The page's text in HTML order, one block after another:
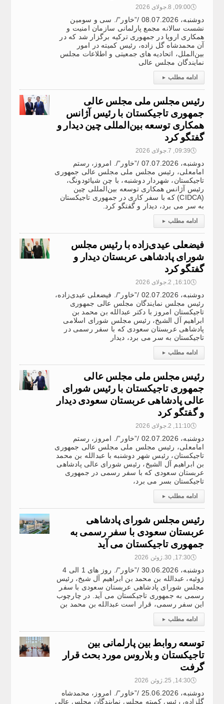
🕔09:00, 8.جولای 2026
دوشنبه، 08.07.2026 /”خاور”/. سی و سومین
نشست سالانه مجمع پارلمانی سازمان امنیت و
همکاری اروپا در جمهوری ترکیه برگزار شد که در
آن محمدشاه گل زاده، رئیس کمیته در امور
بین‌الملل، اتحادیه های جمعیتی و اطلاعات مجلس
نمایندگان مجلس عالی
ادامه مطلب ▸
رئیس مجلس ملی مجلس عالی
جمهوری تاجیکستان با رئیس آژانس
همکاری توسعه بین‌المللی چین دیدار و
گفتگو کرد
🕔09:39, 7.جولای 2026
دوشنبه، 07.07.2026 /”خاور”/. امروز، رستم
امامعلی، رئیس مجلس ملی مجلس عالی جمهوری
تاجیکستان، شهردار دوشنبه، با چن شیائودونگ،
رئیس آژانس همکاری توسعه بین‌المللی چین
(CIDCA) که با سفر کاری در جمهوری تاجیکستان
به سر می برد، دیدار و گفتگو کرد.
ادامه مطلب ▸
فیضعلی عیدی‌زاده با رئیس مجلس
شورای پادشاهی عربستان دیدار و
گفتگو کرد
🕔16:10, 2.جولای 2026
دوشنبه، 02.07.2026 /”خاور”/. فیضعلی عیدی‌زاده،
رئیس مجلس نمایندگان مجلس عالی جمهوری
تاجیکستان امروز با دکتر عبدالله بن محمد بن
ابراهیم آل الشیخ، رئیس مجلس شورای اسلامی
پادشاهی عربستان سعودی که با سفر رسمی در
تاجیکستان به سر می برد، دیدار
ادامه مطلب ▸
رئیس مجلس ملی مجلس عالی
جمهوری تاجیکستان با رئیس شورای
عالی پادشاهی عربستان سعودی دیدار
و گفتگو کرد
🕔11:10, 2.جولای 2026
دوشنبه، 02.07.2026 /”خاور”/. امروز، رستم
امامعلی، رئیس مجلس ملی مجلس عالی جمهوری
تاجیکستان، رئیس شهر دوشنبه با عبدالله بن محمد
بن ابراهیم آل الشیخ، رئیس شورای عالی پادشاهی
عربستان سعودی که با سفر رسمی در جمهوری
تاجیکستان بسر می برد،
ادامه مطلب ▸
رئیس مجلس شورای پادشاهی
عربستان سعودی با سفر رسمی به
جمهوری تاجیکستان می آید
🕔17:30, 30.ژوئن 2026
دوشنبه، 30.06.2026 /”خاور”/. روز های 1 الی 4
ژوئیه، عبدالله بن محمد بن ابراهیم آل شیخ، رئیس
مجلس شورای پادشاهی عربستان سعودی با سفر
رسمی به جمهوری تاجیکستان می آید. در چارچوب
این سفر رسمی، قرار است عبدالله بن محمد بن
ادامه مطلب ▸
توسعه روابط بین پارلمانی بین
تاجیکستان و بلاروس مورد بحث قرار
گرفت
🕔14:30, 25.ژوئن 2026
دوشنبه، 25.06.2026 /”خاور”/. امروز، محمدشاه
گلزاده، رئیس کمیته مجلس نمایندگان مجلس عالی